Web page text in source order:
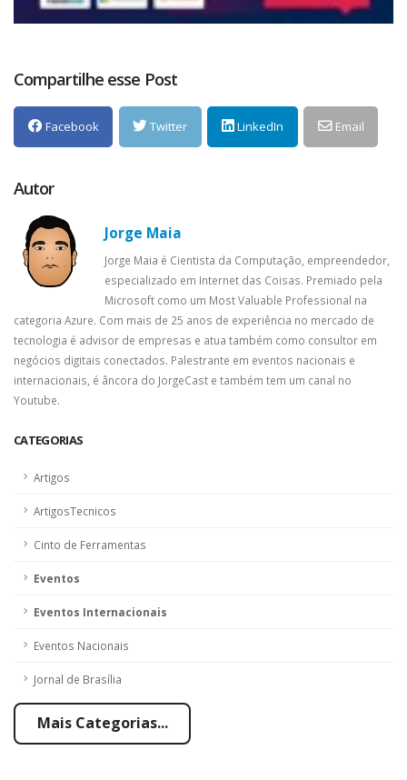
CATEGORIAS
Artigos
ArtigosTecnicos
Cinto de Ferramentas
Eventos
Eventos Internacionais
Eventos Nacionais
Jornal de Brasília
Mais Categorias...
Compartilhe esse Post
Facebook Twitter LinkedIn Email
Autor
Jorge Maia
Jorge Maia é Cientista da Computação, empreendedor,
especializado em Internet das Coisas. Premiado pela
Microsoft como um Most Valuable Professional na
categoria Azure. Com mais de 25 anos de experiência no mercado de
tecnologia é advisor de empresas e atua também como consultor em
negócios digitais conectados. Palestrante em eventos nacionais e
internacionais, é âncora do JorgeCast e também tem um canal no
Youtube.